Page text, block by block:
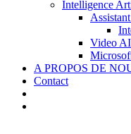
Intelligence
Video
A PROPOS DE
Contact